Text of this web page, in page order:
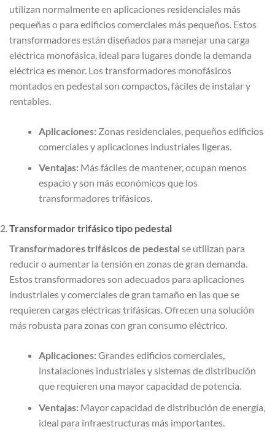
utilizan normalmente en aplicaciones residenciales más
pequeñas o para edificios comerciales más pequeños. Estos
transformadores están diseñados para manejar una carga
eléctrica monofásica, ideal para lugares donde la demanda
eléctrica es menor. Los transformadores monofásicos
montados en pedestal son compactos, fáciles de instalar y
rentables.
Aplicaciones: Zonas residenciales, pequeños edificios
comerciales y aplicaciones industriales ligeras.
Ventajas: Más fáciles de mantener, ocupan menos
espacio y son más económicos que los
transformadores trifásicos.
Transformador trifásico tipo pedestal
Transformadores trifásicos de pedestal se utilizan para
reducir o aumentar la tensión en zonas de gran demanda.
Estos transformadores son adecuados para aplicaciones
industriales y comerciales de gran tamaño en las que se
requieren cargas eléctricas trifásicas. Ofrecen una solución
más robusta para zonas con gran consumo eléctrico.
Aplicaciones:Grandes edificios comerciales,
instalaciones industriales y sistemas de distribución
que requieren una mayor capacidad de potencia.
Ventajas: Mayor capacidad de distribución de energía,
ideal para infraestructuras más importantes.